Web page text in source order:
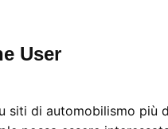
Userdice:
siti di automobilismo più